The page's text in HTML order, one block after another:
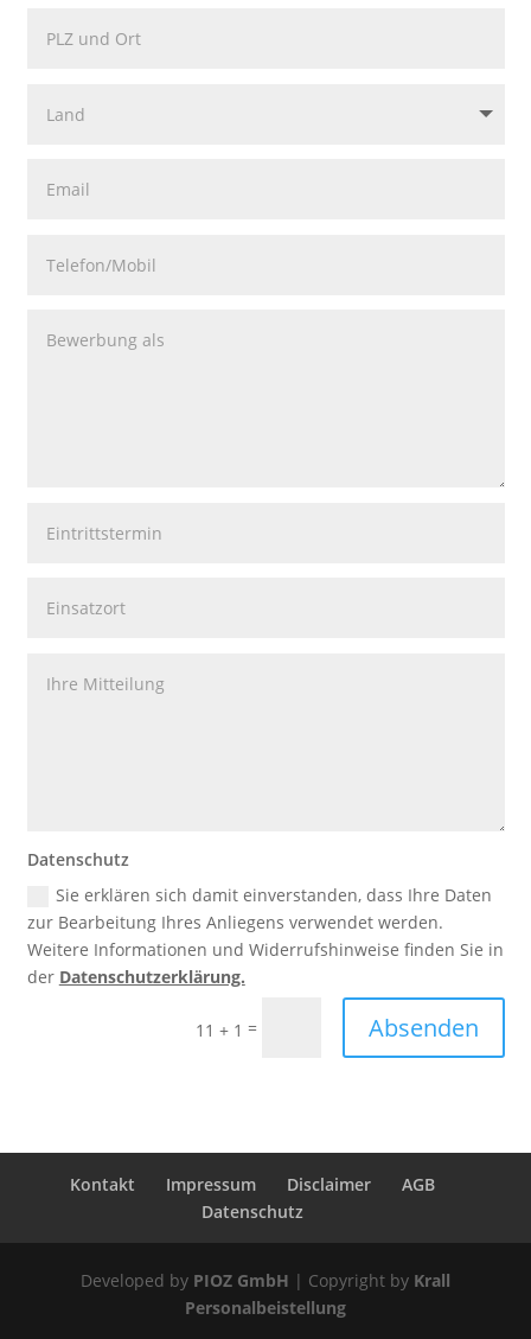
Datenschutz
Sie erklären sich damit einverstanden, dass Ihre Daten
zur Bearbeitung Ihres Anliegens verwendet werden.
Weitere Informationen und Widerrufshinweise finden Sie in
der Datenschutzerklärung.
11 + 1 = Absenden
Kontakt Impressum Disclaimer
AGB
Datenschutz
Developed by PIOZ GmbH | Copyright by Krall
Personalbeistellung